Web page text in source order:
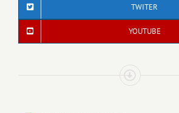
TWITER
YOUTUBE